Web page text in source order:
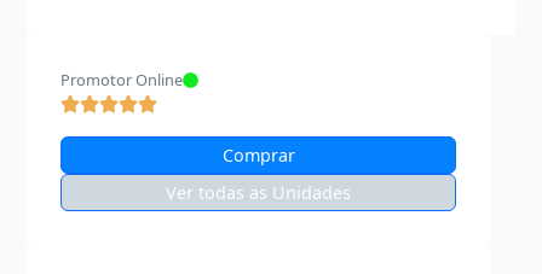
Promotor Online
Comprar
Ver todas as Unidades